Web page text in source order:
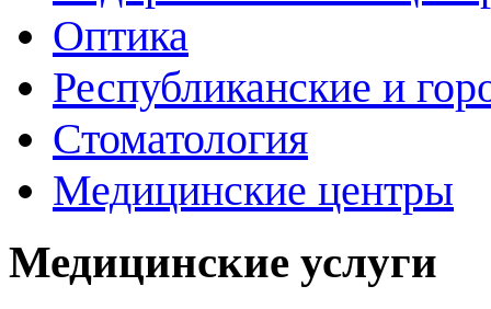
Оптика
Республиканские и
Стоматология
Медицинские центры
Медицинские услуги